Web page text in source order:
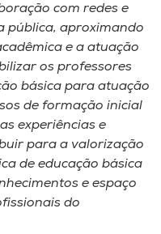
com redes e
pública, aproximando
e a atuação
os professores
básica para atuação
de formação inicial
experiências e
para a valorização
de educação básica
e espaço
do